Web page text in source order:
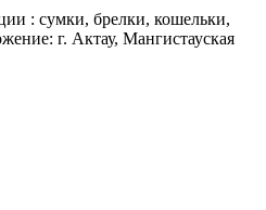
: сумки, брелки, кошельки,
г. Актау, Мангистауская